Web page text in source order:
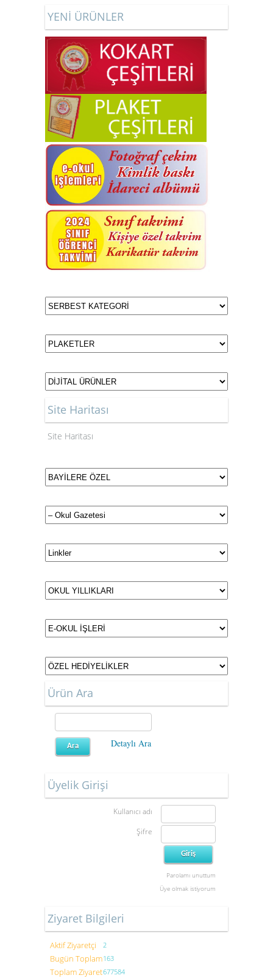
YENİ ÜRÜNLER
Site Haritası
Site Haritası
Ürün Ara
Detaylı Ara
Üyelik Girişi
Kullanıcı adı
Şifre
Parolamı unuttum
Üye olmak istiyorum
Ziyaret Bilgileri
Aktif Ziyaretçi 2
Bugün Toplam163
Toplam Ziyaret677584